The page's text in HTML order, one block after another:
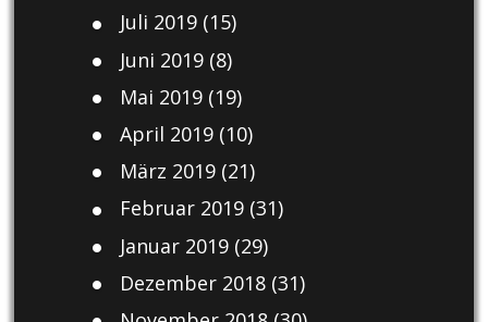
Juli 2019(15)
Juni 2019(8)
Mai 2019(19)
April 2019(10)
März 2019(21)
Februar 2019(31)
Januar 2019(29)
Dezember 2018(31)